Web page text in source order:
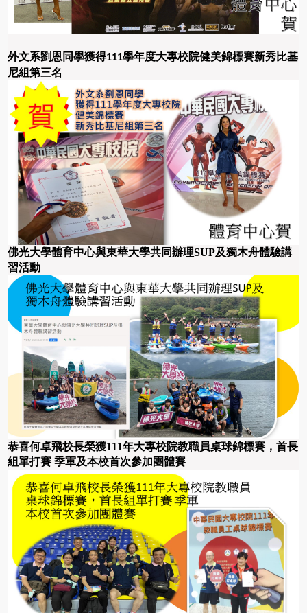
外文系劉恩同學獲得111學年度大專校院健美錦標賽新秀比基
尼組第三名
佛光大學體育中心與東華大學共同辦理SUP及獨木舟體驗講
習活動
恭喜何卓飛校長榮獲111年大專校院教職員桌球錦標賽，首長
組單打賽季軍及本校首次參加團體賽